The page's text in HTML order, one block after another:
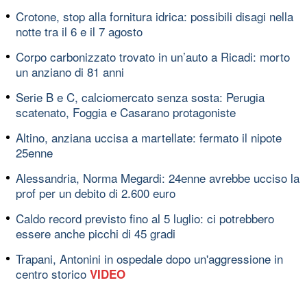
Crotone, stop alla fornitura idrica: possibili disagi nella
notte tra il 6 e il 7 agosto
Corpo carbonizzato trovato in un’auto a Ricadi: morto
un anziano di 81 anni
Serie B e C, calciomercato senza sosta: Perugia
scatenato, Foggia e Casarano protagoniste
Altino, anziana uccisa a martellate: fermato il nipote
25enne
Alessandria, Norma Megardi: 24enne avrebbe ucciso la
prof per un debito di 2.600 euro
Caldo record previsto fino al 5 luglio: ci potrebbero
essere anche picchi di 45 gradi
Trapani, Antonini in ospedale dopo un'aggressione in
centro storico VIDEO